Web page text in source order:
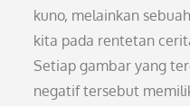
kuno, melainkan
kita pada rentetan
Setiap gambar yang
negatif tersebut